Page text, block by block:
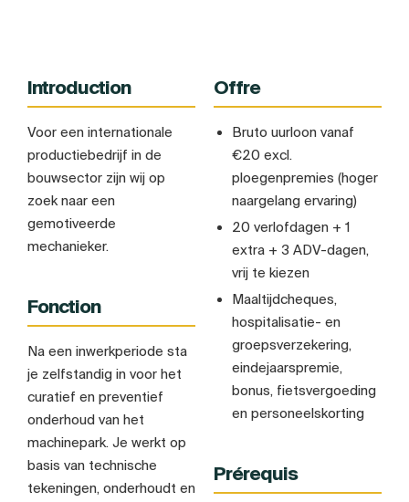
Introduction
Voor een internationale
productiebedrijf in de
bouwsector zijn wij op
zoek naar een
gemotiveerde
mechanieker.
Fonction
Na een inwerkperiode sta
je zelfstandig in voor het
curatief en preventief
onderhoud van het
machinepark. Je werkt op
basis van technische
tekeningen, onderhoudt en
Offre
Bruto uurloon vanaf
€20 excl.
ploegenpremies (hoger
naargelang ervaring)
20 verlofdagen + 1
extra + 3 ADV-dagen,
vrij te kiezen
Maaltijdcheques,
hospitalisatie- en
groepsverzekering,
eindejaarspremie,
bonus, fietsvergoeding
en personeelskorting
Prérequis